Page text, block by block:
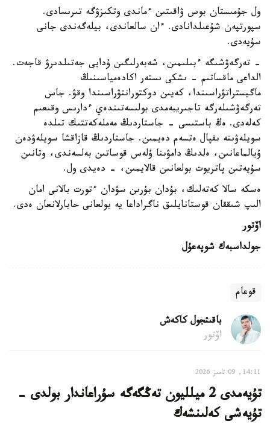
ول جۇمىستان بوس ۋاقىتىن ءماندى وتكىزۋگە تىرىسادى.
سپورتپەن شۇعىلدانادى. ءان سالعاندى، بيلەگەندى جانى
سۇيەدى.
- تەرگەۋشىگە ءبىلىمىن، شەبەرلىگىن ۇدايى جەتىلدىرۋ قاجەت.
الداعى ماقساتىم - ىشكى ىستەر اكادەمياسىنىڭ
ماگيستراتۋراسىندا، كەيىن دوكتورانتۋراسىندا وقۋ. جاس
تەرگەۋشىلەرگە تاجىريبەمدى بولىسەتىندەي ءدارىس وقىعىم
كەلەدى. ەڭ باستىسى - جاستاردىڭ مەملەكەتتىك تىلدە
سويلەۋىنە ىقپال ەتسەم دەيمىن. جاستاردىڭ قازاقشا سويلەۋدەن
ۇيالماعانىن، ەلدىڭ دامۋىنا ۇلەس قوساتىن بەلسەندى، وتانىن
سۇيەتىن پاتريوت بولعانىن قالايمىن، - دەيدى ول.
ەسكە سالا كەتەلىك، بۇدان بۇرىن سۋدان ءتورت بالانى امان
الىپ شىققان قوستانايلىق ناگراداعا يە بولعانى حابارلانعان ەدى.
اۆتور
جولداسبەك شوپەعۇل
قوعام
باقىتجول كاكەش
اۆتور
14:11, 09 تامىز 2026
تۇيەمدى 2 ميلليون تەڭگەگە سۇراعاندار بولدى -
تۇيەشى كەلىنشەك